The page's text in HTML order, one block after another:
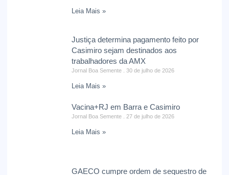
Leia Mais »
Justiça determina pagamento feito por
Casimiro sejam destinados aos
trabalhadores da AMX
Jornal Boa Semente 30 de julho de 2026
Leia Mais »
Vacina+RJ em Barra e Casimiro
Jornal Boa Semente 27 de julho de 2026
Leia Mais »
GAECO cumpre ordem de sequestro de